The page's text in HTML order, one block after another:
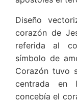
Diseño
corazón de
referida al
símbolo de
Corazón tuvo
centrada en
concebía el